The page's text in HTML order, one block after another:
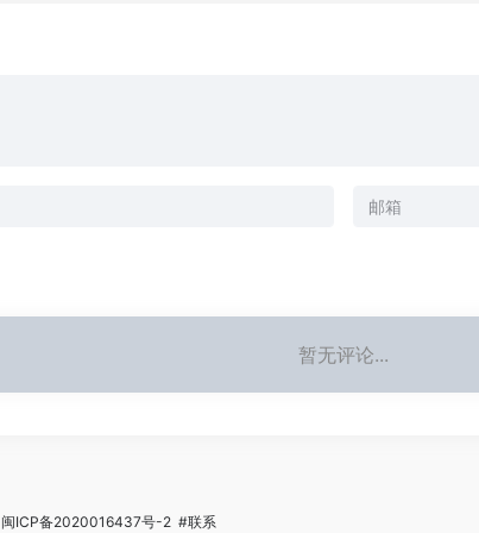
暂无评论...
闽ICP备2020016437号-2 #联系